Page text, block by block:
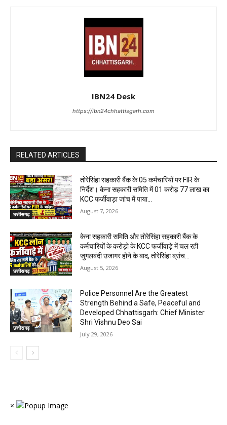
IBN24 Desk
https://ibn24chhattisgarh.com
RELATED ARTICLES
छत्तीसगढ़
तोरेसिंहा सहकारी बैंक के 05 कर्मचारियों पर FIR के
निर्देश। केना सहकारी समिति में 01 करोड़ 77 लाख का
KCC फर्जीवाड़ा जांच में पाया...
August 7, 2026
छत्तीसगढ़
केना सहकारी समिति और तोरेसिंहा सहकारी बैंक के
कर्मचारियों के करोड़ो के KCC फर्जीवाड़े में चल रही
जुगलबंदी उजागर होने के बाद, तोरेसिंहा ब्रांच...
August 5, 2026
छत्तीसगढ़
Police Personnel Are the Greatest
Strength Behind a Safe, Peaceful and
Developed Chhattisgarh: Chief Minister
Shri Vishnu Deo Sai
July 29, 2026
×